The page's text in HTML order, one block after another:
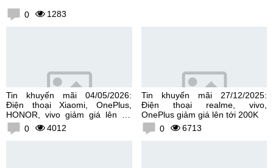
0 1283
Tin khuyến mãi 04/05/2026:
Điện thoại Xiaomi, OnePlus,
HONOR, vivo giảm giá lên tới
300K0 4012
Tin khuyến mãi 27/12/2025:
Điện thoại realme, vivo,
OnePlus giảm giá lên tới 200K
0
6713